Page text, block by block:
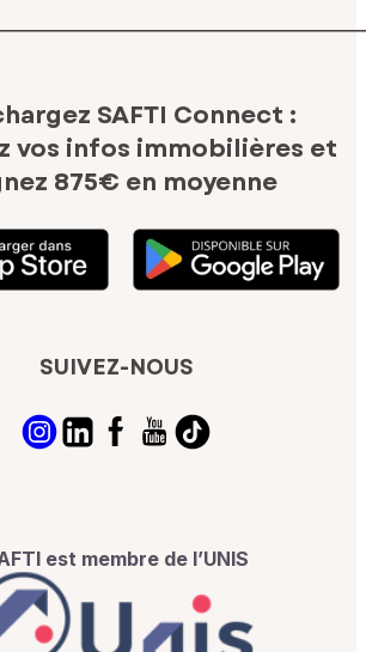
SAFTI Connect :
vos infos immobilières et
875€ en moyenne
SUIVEZ-NOUS
est membre de l’UNIS